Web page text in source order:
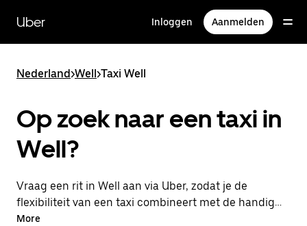
naar
hoofdinhoud
Uber Inloggen Aanmelden
Nederland>Well>Taxi Well
Op zoek naar een taxi in
Well?
Vraag een rit in Well aan via Uber, zodat je de
flexibiliteit van een taxi combineert met de handige
functies in de app. Je kunt on-demand een
More